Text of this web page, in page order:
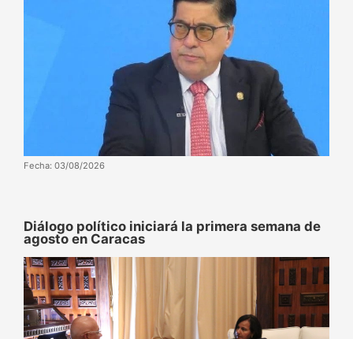
Fecha: 03/08/2026
Diálogo político iniciará la primera semana de
agosto en Caracas